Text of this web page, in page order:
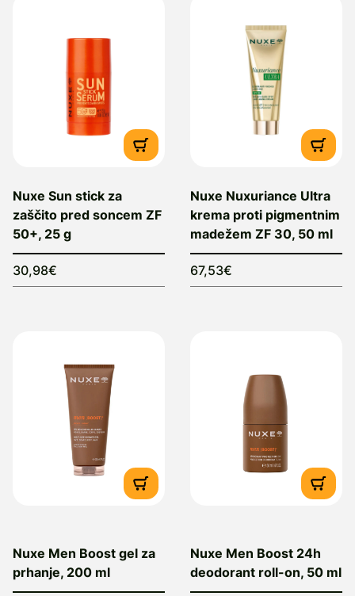
Nuxe Sun stick za
zaščito pred soncem ZF
50+, 25 g
30,98€
Nuxe Nuxuriance Ultra
krema proti pigmentnim
madežem ZF 30, 50 ml
67,53€
Nuxe Men Boost gel za
prhanje, 200 ml
Nuxe Men Boost 24h
deodorant roll-on, 50 ml